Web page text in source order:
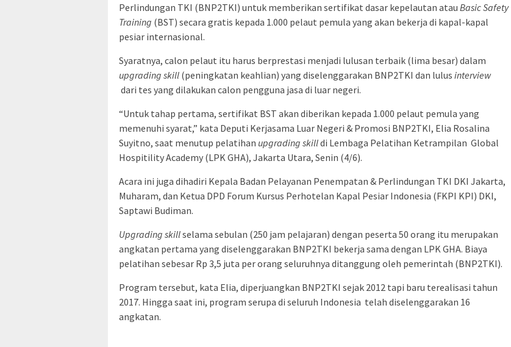
Perlindungan TKI (BNP2TKI) untuk memberikan sertifikat dasar kepelautan atau Basic Safety
Training (BST) secara gratis kepada 1.000 pelaut pemula yang akan bekerja di kapal-kapal
pesiar internasional.
Syaratnya, calon pelaut itu harus berprestasi menjadi lulusan terbaik (lima besar) dalam
upgrading skill (peningkatan keahlian) yang diselenggarakan BNP2TKI dan lulus interview
dari tes yang dilakukan calon pengguna jasa di luar negeri.
“Untuk tahap pertama, sertifikat BST akan diberikan kepada 1.000 pelaut pemula yang
memenuhi syarat,” kata Deputi Kerjasama Luar Negeri & Promosi BNP2TKI, Elia Rosalina
Suyitno, saat menutup pelatihan upgrading skilldi Lembaga Pelatihan Ketrampilan Global
Hospitility Academy (LPK GHA), Jakarta Utara, Senin (4/6).
Acara ini juga dihadiri Kepala Badan Pelayanan Penempatan & Perlindungan TKI DKI Jakarta,
Muharam, dan Ketua DPD Forum Kursus Perhotelan Kapal Pesiar Indonesia (FKPI KPI) DKI,
Saptawi Budiman.
Upgrading skillselama sebulan (250 jam pelajaran) dengan peserta 50 orang itu merupakan
angkatan pertama yang diselenggarakan BNP2TKI bekerja sama dengan LPK GHA. Biaya
pelatihan sebesar Rp 3,5 juta per orang seluruhnya ditanggung oleh pemerintah (BNP2TKI).
Program tersebut, kata Elia, diperjuangkan BNP2TKI sejak 2012 tapi baru terealisasi tahun
2017. Hingga saat ini, program serupa di seluruh Indonesia telah diselenggarakan 16
angkatan.